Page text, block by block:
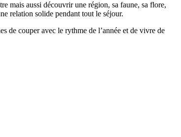
mais aussi découvrir une région, sa faune, sa flore,
relation solide pendant tout le séjour.
de couper avec le rythme de l’année et de vivre de